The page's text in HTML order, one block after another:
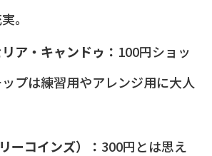
。
ア・キャンドゥ： 100円ショッ
プは練習用やアレンジ用に大人
ーコインズ）： 300円とは思え